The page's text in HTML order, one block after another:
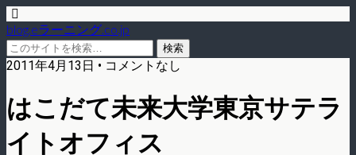
blog.eラーニング.co.jp
2011年4月13日 • コメントなし
はこだて未来大学東京サテラ
イトオフィス